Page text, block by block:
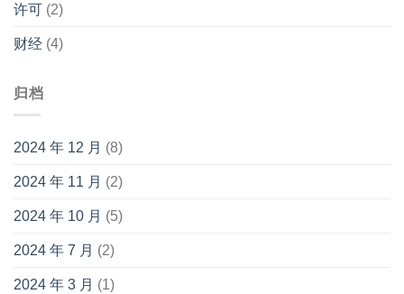
许可 (2)
财经 (4)
归档
2024 年 12 月 (8)
2024 年 11 月 (2)
2024 年 10 月 (5)
2024 年 7 月 (2)
2024 年 3 月 (1)